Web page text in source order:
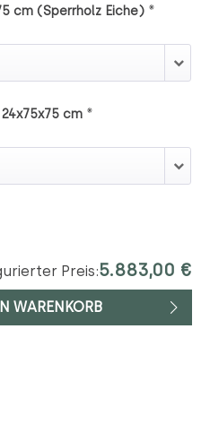
cm (Sperrholz Eiche) *
cm (Sperrholz Eiche)
cm *
24x75x75 cm
Preis:5.883,00 €
WARENKORB